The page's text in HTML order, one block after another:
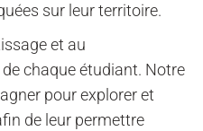
sur leur territoire.
et au
chaque étudiant. Notre
pour explorer et
de leur permettre